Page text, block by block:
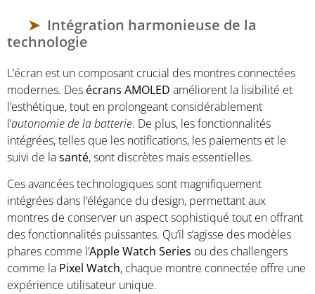
Intégration harmonieuse de la
technologie
L’écran est un composant crucial des montres connectées
modernes. Des écrans AMOLED améliorent la lisibilité et
l’esthétique, tout en prolongeant considérablement
l’autonomie de la batterie. De plus, les fonctionnalités
intégrées, telles que les notifications, les paiements et le
suivi de lasanté, sont discrètes mais essentielles.
Ces avancées technologiques sont magnifiquement
intégrées dans l’élégance du design, permettant aux
montres de conserver un aspect sophistiqué tout en offrant
des fonctionnalités puissantes. Qu’il s’agisse des modèles
phares comme l’Apple Watch Series ou des challengers
comme la Pixel Watch, chaque montre connectée offre une
expérience utilisateur unique.